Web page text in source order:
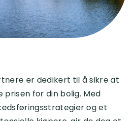
er dedikert til å sikre at
for din bolig. Med
og et